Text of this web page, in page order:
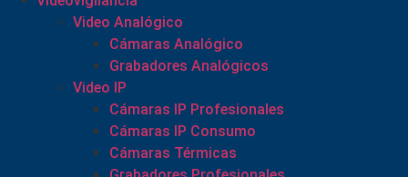
Video Analógico
Cámaras Analógico
Grabadores Analógicos
Video IP
Cámaras IP Profesionales
Cámaras IP Consumo
Cámaras Térmicas